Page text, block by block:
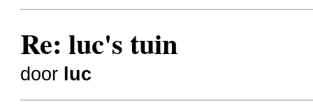
Re: luc's tuin
door luc